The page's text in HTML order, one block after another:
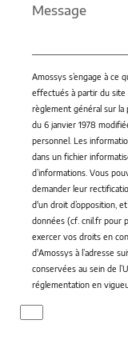
Amossys s’engage à ce
effectués à partir du
règlement général sur la
du 6 janvier 1978
personnel. Les
dans un fichier
d’informations. Vous
demander leur
d'un droit d’opposition,
données (cf. cnil.fr pour
exercer vos droits en
d'Amossys à l’adresse
conservées au sein de
réglementation en